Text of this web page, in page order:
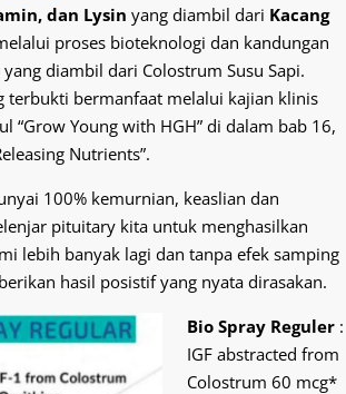
dan Lysin yang diambil dari Kacang
proses bioteknologi dan kandungan
yang diambil dari Colostrum Susu Sapi.
terbukti bermanfaat melalui kajian klinis
“Grow Young with HGH” di dalam bab 16,
Nutrients”.
100% kemurnian, keaslian dan
pituitary kita untuk menghasilkan
lebih banyak lagi dan tanpa efek samping
hasil posistif yang nyata dirasakan.
Bio Spray Reguler :
IGF abstracted from
Colostrum 60 mcg*